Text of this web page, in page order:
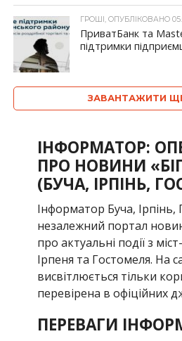
ГРОШІ, ОПУБЛІКОВАНО
ПриватБанк та
підтримки
ЗАВАНТАЖИТИ
ІНФОРМАТОР:
ПРО НОВИНИ
(БУЧА, ІРПІНЬ,
Інформатор Буча, Ірпінь,
незалежний портал
про актуальні події з
Ірпеня та Гостомеля. На
висвітлюється тільки
перевірена в офіційних
ПЕРЕВАГИ